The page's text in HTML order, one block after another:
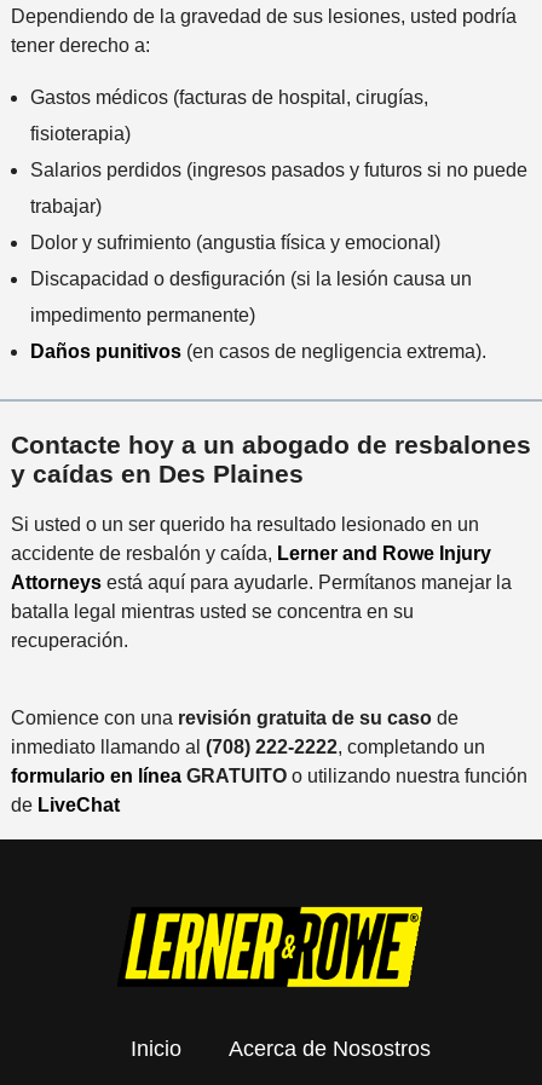
Dependiendo de la gravedad de sus lesiones, usted podría
tener derecho a:
Gastos médicos (facturas de hospital, cirugías,
fisioterapia)
Salarios perdidos (ingresos pasados ​​y futuros si no puede
trabajar)
Dolor y sufrimiento (angustia física y emocional)
Discapacidad o desfiguración (si la lesión causa un
impedimento permanente)
Daños punitivos(en casos de negligencia extrema).
Contacte hoy a un abogado de resbalones
y caídas en Des Plaines
Si usted o un ser querido ha resultado lesionado en un
accidente de resbalón y caída, Lerner and Rowe Injury
Attorneysestá aquí para ayudarle. Permítanos manejar la
batalla legal mientras usted se concentra en su
recuperación.
Comience con una revisión gratuita de su caso de
inmediato llamando al (708) 222-2222, completando un
formulario en líneaGRATUITO o utilizando nuestra función
de LiveChat
Inicio Acerca de Nosostros